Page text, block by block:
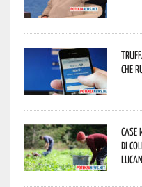
che
di